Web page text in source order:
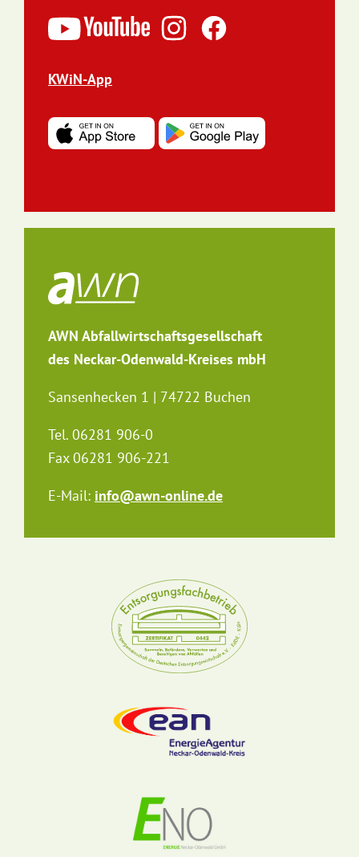
KWiN-App
AWN Abfallwirtschaftsgesellschaft
des Neckar-Odenwald-Kreises mbH
Sansenhecken 1 | 74722 Buchen
Tel. 06281 906-0
Fax 06281 906-221
E-Mail: info@awn-online.de